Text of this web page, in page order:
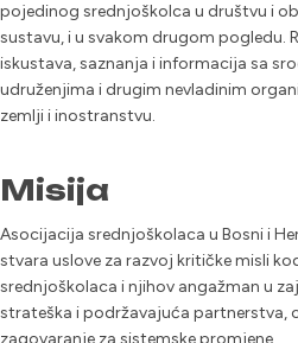
pojedinog srednjoškolca u društvu i
sustavu, i u svakom drugom pogledu.
iskustava, saznanja i informacija sa
udruženjima i drugim nevladinim
zemlji i inostranstvu.
Misija
Asocijacija srednjoškolaca u Bosni i
stvara uslove za razvoj kritičke misli
srednjoškolaca i njihov angažman u
strateška i podržavajuća partnerstva,
zagovaranje za sistemske promjene.